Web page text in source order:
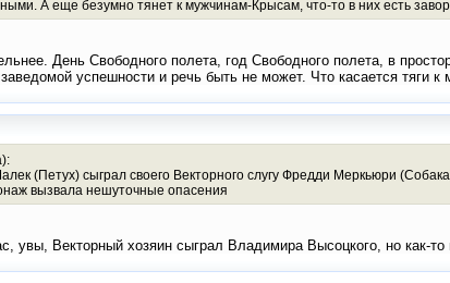
А еще безумно тянет к мужчинам-Крысам, что-то в них есть
День Свободного полета, год Свободного полета, в
успешности и речь быть не может. Что касается тяги
(Петух) сыграл своего Векторного слугу Фредди Меркьюри
вызвала нешуточные опасения
увы, Векторный хозяин сыграл Владимира Высоцкого, но как-то